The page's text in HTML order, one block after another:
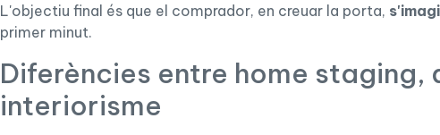
L'objectiu final és que el comprador, en creuar la porta,
primer minut.
Diferències entre home staging,
interiorisme